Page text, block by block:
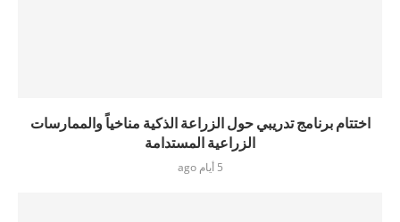
اختتام برنامج تدريبي حول الزراعة الذكية مناخياً والممارسات
الزراعية المستدامة
5 أيام ago